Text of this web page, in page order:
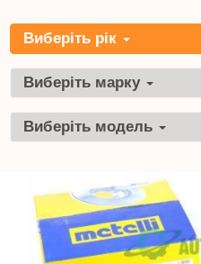
Виберіть рік
Виберіть марку
Виберіть модель